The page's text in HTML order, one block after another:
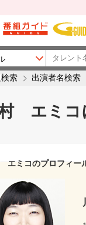
索 出演者名検索
エミコ
エミコのプロフィー